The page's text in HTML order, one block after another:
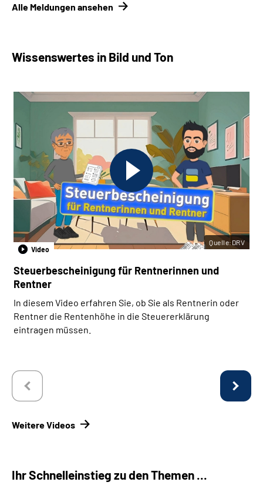
Alle Meldungen ansehen
Wissenswertes in Bild und Ton
Video
Steuerbescheinigung für Rentnerinnen und
Rentner
In diesem Video erfahren Sie, ob Sie als Rentnerin oder
Rentner die Rentenhöhe in die Steuererklärung
eintragen müssen.
Quelle:DRV
Weitere Videos
Ihr Schnelleinstieg zu den Themen ...